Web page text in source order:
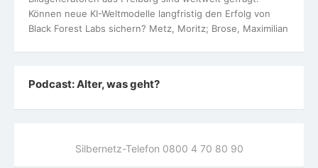
Können neue KI-Weltmodelle langfristig den Erfolg von
Black Forest Labs sichern? Metz, Moritz; Brose, Maximilian
Podcast: Alter, was geht?
Silbernetz-Telefon 0800 4 70 80 90